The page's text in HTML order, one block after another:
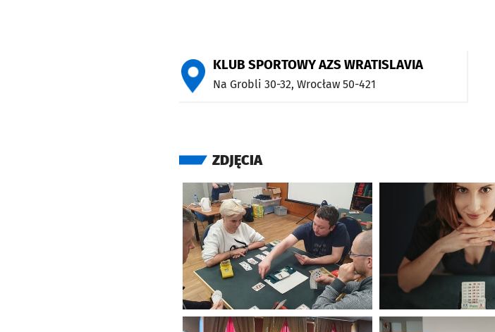
KLUB SPORTOWY AZS WRATISLAVIA
Na Grobli 30-32, Wrocław 50-421
ZDJĘCIA
Kliknij, aby powiększyć Kliknij, aby powiększyć
Kliknij, aby powiększyć Kliknij, aby powiększyć